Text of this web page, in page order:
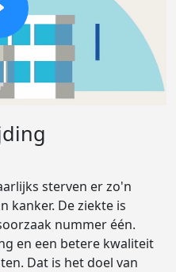
sterven er zo'n
kanker. De ziekte is
nummer één.
en een betere kwaliteit
Dat is het doel van